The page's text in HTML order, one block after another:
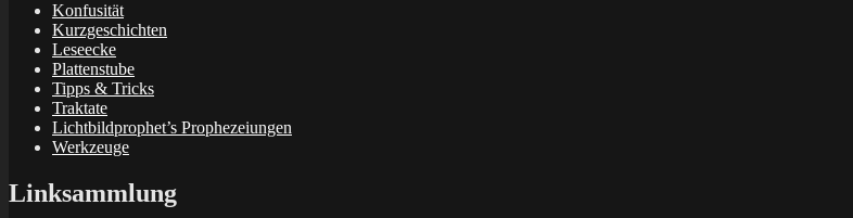
Konfusität
Kurzgeschichten
Leseecke
Plattenstube
Tipps & Tricks
Traktate
Lichtbildprophet’s Prophezeiungen
Werkzeuge
Linksammlung